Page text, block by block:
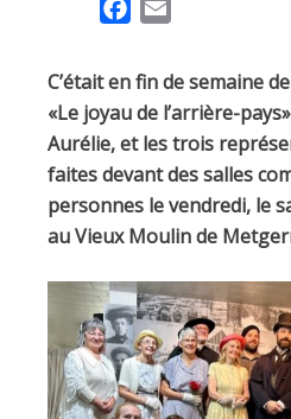
e
b
o
o
k
i
l
C’était en fin de semaine
«Le joyau de l’arrière-
Aurélie, et les trois
faites devant des salles
personnes le vendredi, le
au Vieux Moulin de